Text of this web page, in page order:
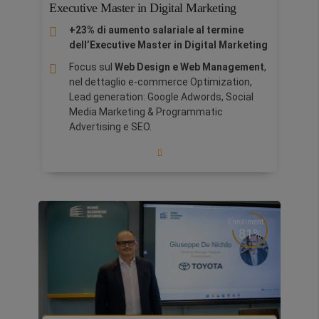
connessioni e supporto per lanciare nuove
Durante il programma acquisirai competenze
dell’intelligenza artificiale, applicabili a settori
come marketing, finanza e operations,
migliorando i processi aziendali e il processo
decisionale.
Executive Master in Digital Marketing
+23% di aumento salariale al termine
dell’Executive Master in Digital Marketing
Focus sul Web Design e Web Management,
nel dettaglio e-commerce Optimization,
Lead generation: Google Adwords, Social
Media Marketing & Programmatic
Advertising e SEO.
87.5% degli studenti hanno accresciuto la
per gli studenti Executive:raggiungi i tuoi
obiettivi e aumenta la fiducia in te stesso
attraverso un percorso con un coach
qualificato ed esperto.
International Bootcampin Silicon Valley,
Barcellona, Roma, Parigi, Lagos, Londra,
Cina, Doha, Grand Italy o Toscana:
un'esperienza stimolante interamente
Enrollment
81%